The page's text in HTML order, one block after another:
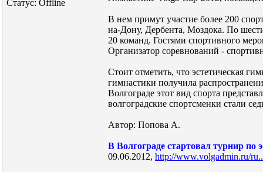
Статус: Offline
В нем примут участие более 200
на-Дону, Дербента, Моздока. По
20 команд. Гостями спортивного
Организатор соревнований -
Стоит отметить, что эстетическая
гимнастики получила
Волгограде этот вид спорта
волгоградские спортсменки стали
Автор: Попова А.
В Волгограде стартовал турнир по
09.06.2012, http://www.volgadmin.ru/